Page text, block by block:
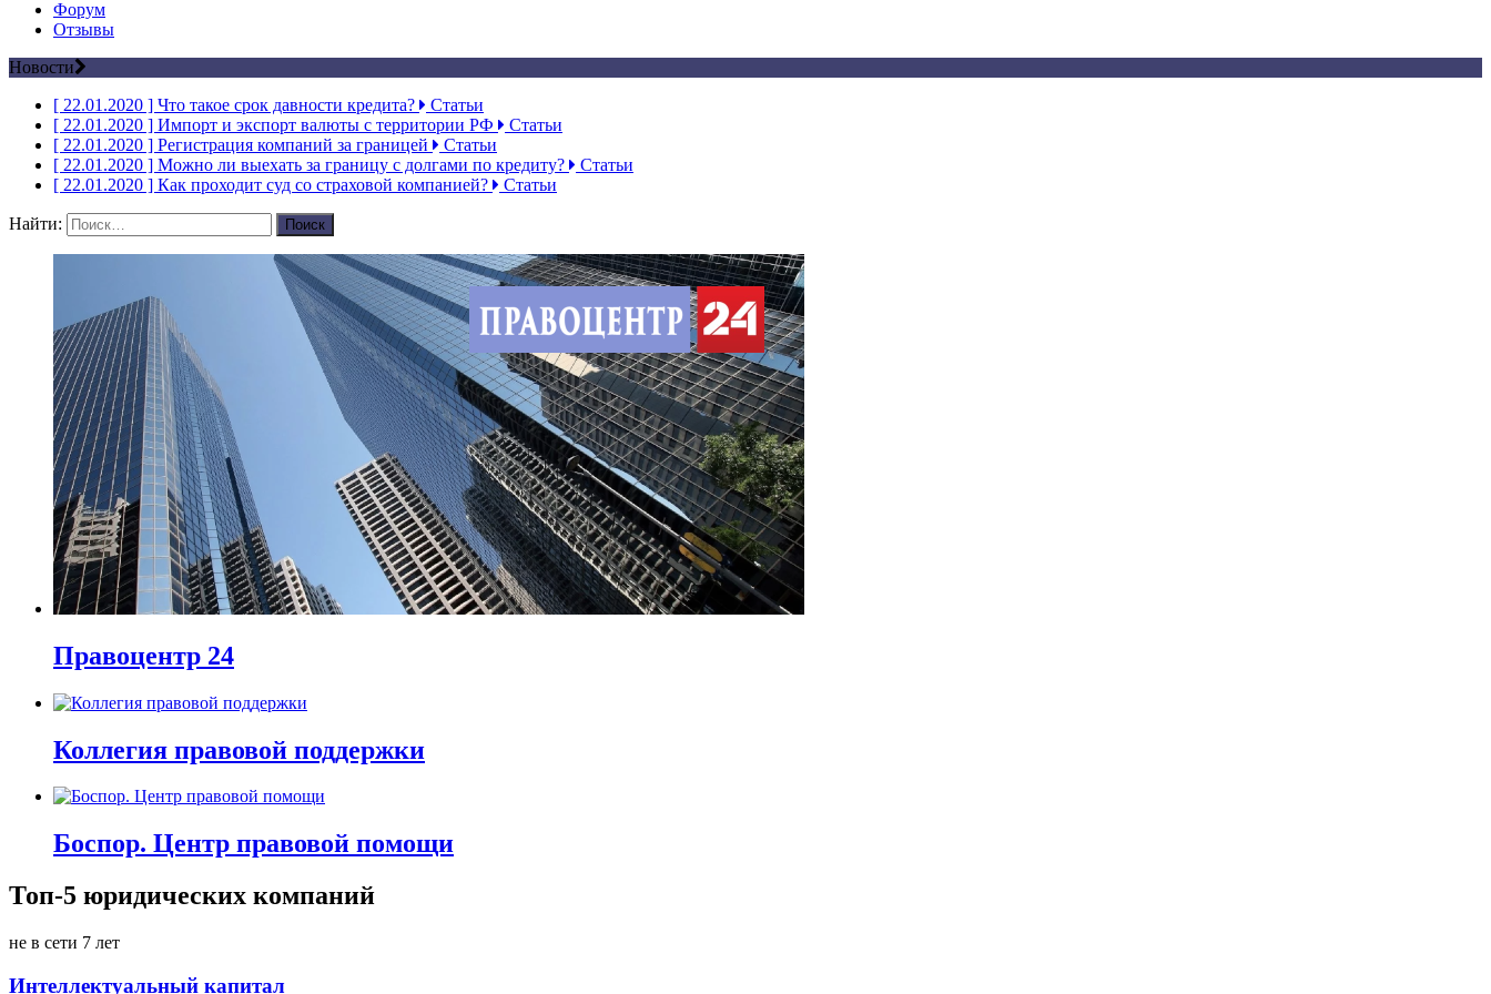
Форум
Отзывы
Новости
[ 22.01.2020 ] Что такое срок давности кредита?
Статьи
[ 22.01.2020 ] Импорт и экспорт валюты с территории РФ
Статьи
[ 22.01.2020 ] Регистрация компаний за границей
Статьи
[ 22.01.2020 ] Можно ли выехать за границу с долгами по кредиту?
Статьи
[ 22.01.2020 ] Как проходит суд со страховой компанией? Статьи
Найти:
Правоцентр 24
Коллегия правовой поддержки
Боспор. Центр правовой помощи
Топ-5 юридических компаний
не в сети 7 лет
Интеллектуальный капитал